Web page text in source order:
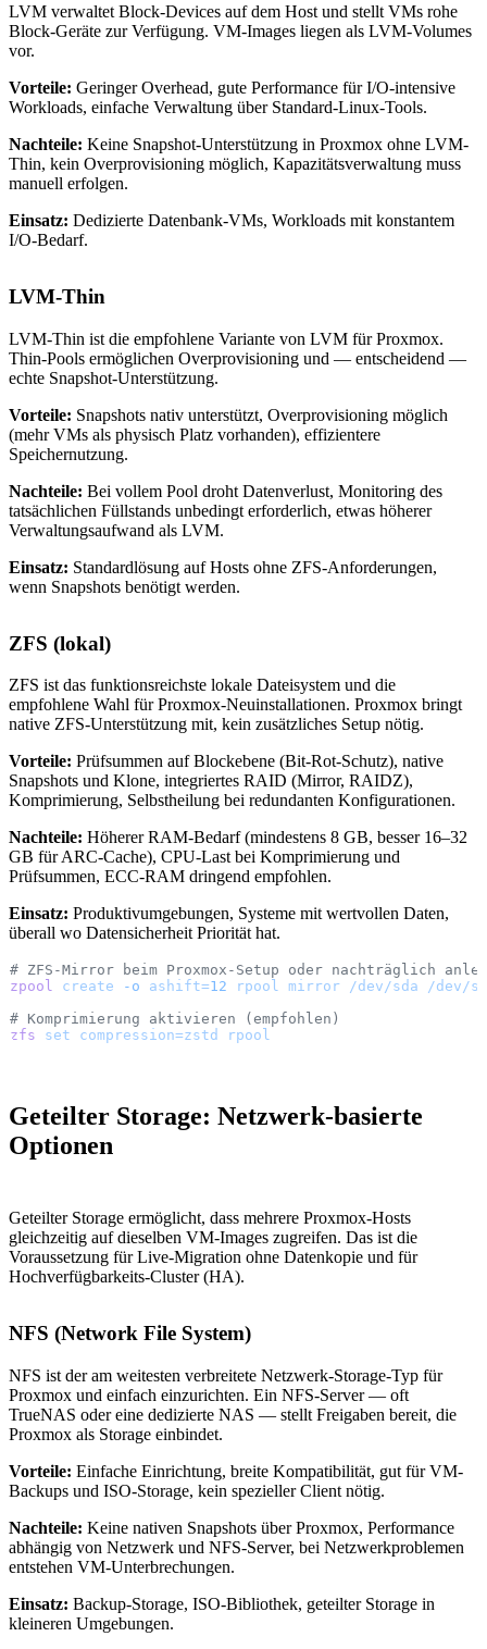
LVM verwaltet Block-Devices auf dem Host und stellt VMs rohe
Block-Geräte zur Verfügung. VM-Images liegen als LVM-Volumes
vor.
Vorteile: Geringer Overhead, gute Performance für I/O-intensive
Workloads, einfache Verwaltung über Standard-Linux-Tools.
Nachteile: Keine Snapshot-Unterstützung in Proxmox ohne LVM-
Thin, kein Overprovisioning möglich, Kapazitätsverwaltung muss
manuell erfolgen.
Einsatz: Dedizierte Datenbank-VMs, Workloads mit konstantem
I/O-Bedarf.
LVM-Thin
LVM-Thin ist die empfohlene Variante von LVM für Proxmox.
Thin-Pools ermöglichen Overprovisioning und — entscheidend —
echte Snapshot-Unterstützung.
Vorteile: Snapshots nativ unterstützt, Overprovisioning möglich
(mehr VMs als physisch Platz vorhanden), effizientere
Speichernutzung.
Nachteile: Bei vollem Pool droht Datenverlust, Monitoring des
tatsächlichen Füllstands unbedingt erforderlich, etwas höherer
Verwaltungsaufwand als LVM.
Einsatz: Standardlösung auf Hosts ohne ZFS-Anforderungen,
wenn Snapshots benötigt werden.
ZFS (lokal)
ZFS ist das funktionsreichste lokale Dateisystem und die
empfohlene Wahl für Proxmox-Neuinstallationen. Proxmox bringt
native ZFS-Unterstützung mit, kein zusätzliches Setup nötig.
Vorteile: Prüfsummen auf Blockebene (Bit-Rot-Schutz), native
Snapshots und Klone, integriertes RAID (Mirror, RAIDZ),
Komprimierung, Selbstheilung bei redundanten Konfigurationen.
Nachteile: Höherer RAM-Bedarf (mindestens 8 GB, besser 16–32
GB für ARC-Cache), CPU-Last bei Komprimierung und
Prüfsummen, ECC-RAM dringend empfohlen.
Einsatz: Produktivumgebungen, Systeme mit wertvollen Daten,
überall wo Datensicherheit Priorität hat.
# ZFS-Mirror beim Proxmox-Setup oder nachträglich
zpool create -o ashift=12 rpool mirror /dev/sda /dev/
# Komprimierung aktivieren (empfohlen)
zfs set compression=zstd rpool
Geteilter Storage: Netzwerk-basierte
Optionen
Geteilter Storage ermöglicht, dass mehrere Proxmox-Hosts
gleichzeitig auf dieselben VM-Images zugreifen. Das ist die
Voraussetzung für Live-Migration ohne Datenkopie und für
Hochverfügbarkeits-Cluster (HA).
NFS (Network File System)
NFS ist der am weitesten verbreitete Netzwerk-Storage-Typ für
Proxmox und einfach einzurichten. Ein NFS-Server — oft
TrueNAS oder eine dedizierte NAS — stellt Freigaben bereit, die
Proxmox als Storage einbindet.
Vorteile: Einfache Einrichtung, breite Kompatibilität, gut für VM-
Backups und ISO-Storage, kein spezieller Client nötig.
Nachteile: Keine nativen Snapshots über Proxmox, Performance
abhängig von Netzwerk und NFS-Server, bei Netzwerkproblemen
entstehen VM-Unterbrechungen.
Einsatz: Backup-Storage, ISO-Bibliothek, geteilter Storage in
kleineren Umgebungen.